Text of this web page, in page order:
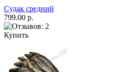
Судак средний
799.00 р.
Купить